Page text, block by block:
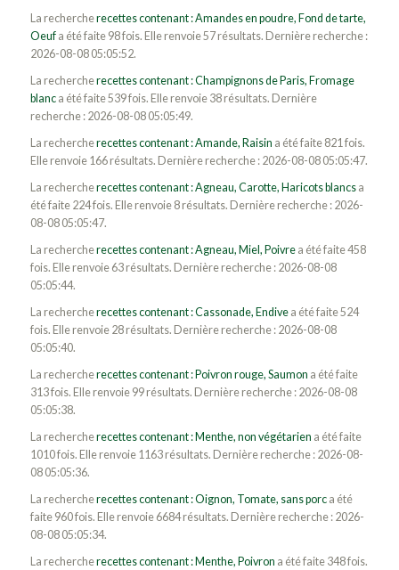
La rechercherecettes contenant : Amandes en poudre, Fond de tarte,
Oeufa été faite 98 fois. Elle renvoie 57 résultats. Dernière recherche :
2026-08-08 05:05:52.
La rechercherecettes contenant : Champignons de Paris, Fromage
blanca été faite 539 fois. Elle renvoie 38 résultats. Dernière
recherche : 2026-08-08 05:05:49.
La rechercherecettes contenant : Amande, Raisin a été faite 821 fois.
Elle renvoie 166 résultats. Dernière recherche : 2026-08-08 05:05:47.
La rechercherecettes contenant : Agneau, Carotte, Haricots blancsa
été faite 224 fois. Elle renvoie 8 résultats. Dernière recherche : 2026-
08-08 05:05:47.
La rechercherecettes contenant : Agneau, Miel, Poivrea été faite 458
fois. Elle renvoie 63 résultats. Dernière recherche : 2026-08-08
05:05:44.
La rechercherecettes contenant : Cassonade, Endivea été faite 524
fois. Elle renvoie 28 résultats. Dernière recherche : 2026-08-08
05:05:40.
La rechercherecettes contenant : Poivron rouge, Saumon a été faite
313 fois. Elle renvoie 99 résultats. Dernière recherche : 2026-08-08
05:05:38.
La rechercherecettes contenant : Menthe, non végétarien a été faite
1010 fois. Elle renvoie 1163 résultats. Dernière recherche : 2026-08-
08 05:05:36.
La rechercherecettes contenant : Oignon, Tomate, sans porca été
faite 960 fois. Elle renvoie 6684 résultats. Dernière recherche : 2026-
08-08 05:05:34.
La rechercherecettes contenant : Menthe, Poivron a été faite 348 fois.